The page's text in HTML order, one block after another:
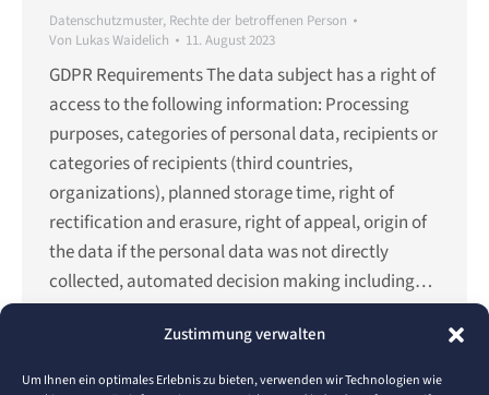
Zustimmung verwalten
Um Ihnen ein optimales Erlebnis zu bieten, verwenden wir Technologien wie
Datenschutzmuster, Rechte der betroffenen Person
Von Lukas Waidelich 11. August 2023
GDPR Requirements The data subject has a right of
access to the following information: Processing
purposes, categories of personal data, recipients or
categories of recipients (third countries,
organizations), planned storage time, right of
rectification and erasure, right of appeal, origin of
the data if the personal data was not directly
collected, automated decision making including…